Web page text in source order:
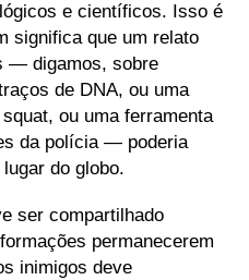
e científicos. Isso é
significa que um relato
— digamos, sobre
de DNA, ou uma
ou uma ferramenta
da polícia — poderia
do globo.
ser compartilhado
permanecerem
inimigos deve